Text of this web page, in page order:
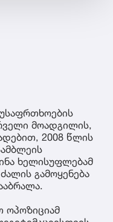
მოადგილის,
2008 წლის
ხელისუფლებამ
გამოყენება
ოპოზიციამ